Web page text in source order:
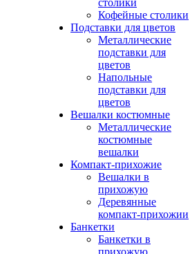
столики
Кофейные столики
Подставки для цветов
Металлические
подставки для
цветов
Напольные
подставки для
цветов
Вешалки костюмные
Металлические
костюмные
вешалки
Компакт-прихожие
Вешалки в
прихожую
Деревянные
компакт-прихожии
Банкетки
Банкетки в
прихожую